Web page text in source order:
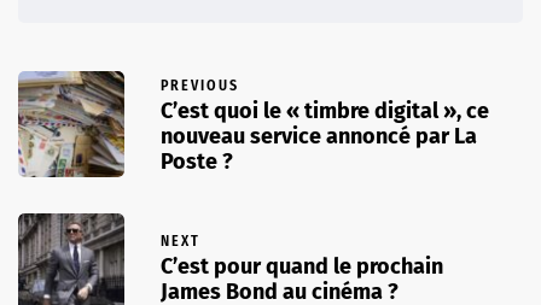
PREVIOUS
C’est quoi le « timbre digital », ce
nouveau service annoncé par La
Poste ?
NEXT
C’est pour quand le prochain
James Bond au cinéma ?